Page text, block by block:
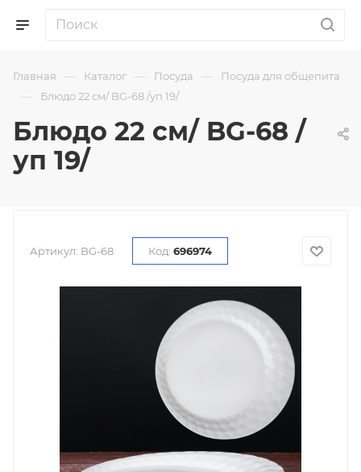
Главная — Каталог — Посуда — Посуда для общепита
— Блюдо 22 см/ BG-68 /уп 19/
Блюдо 22 см/ BG-68 /
уп 19/
Артикул: BG-68 Код: 696974